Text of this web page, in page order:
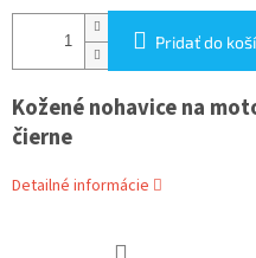
Pridať do
Kožené nohavice na
čierne
Detailné informácie